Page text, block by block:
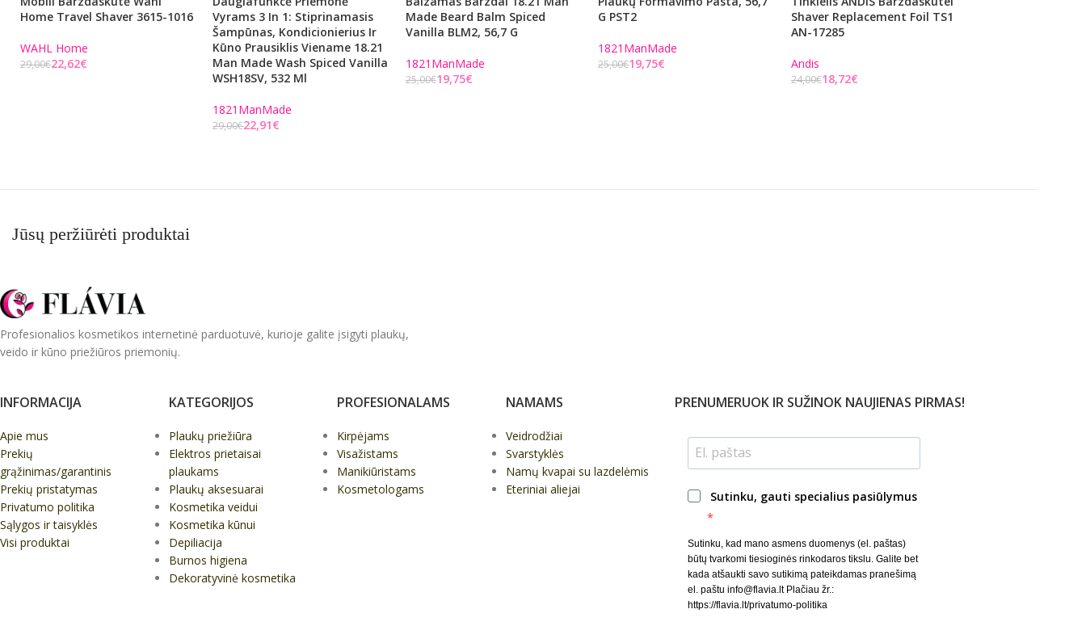
Home Travel Shaver 3615-1016
WAHL Home
29,00€22,62€
Vyrams 3 In 1: Stiprinamasis
Šampūnas, Kondicionierius Ir
Kūno Prausiklis Viename 18.21
Man Made Wash Spiced Vanilla
WSH18SV, 532 Ml
1821ManMade
29,00€22,91€
Made Beard Balm Spiced
Vanilla BLM2, 56,7 G
1821ManMade
25,00€19,75€
G PST2
1821ManMade
25,00€19,75€
Shaver Replacement Foil TS1
AN-17285
Andis
24,00€18,72€
Jūsų peržiūrėti produktai
Profesionalios kosmetikos internetinė parduotuvė, kurioje galite įsigyti plaukų,
veido ir kūno priežiūros priemonių.
INFORMACIJA
Apie mus
Prekių
grąžinimas/garantinis
Prekių pristatymas
Privatumo politika
Sąlygos ir taisyklės
Visi produktai
KATEGORIJOS
Plaukų priežiūra
Elektros prietaisai
plaukams
Plaukų aksesuarai
Kosmetika veidui
Kosmetika kūnui
Depiliacija
Burnos higiena
Dekoratyvinė kosmetika
PROFESIONALAMS
Kirpėjams
Visažistams
Manikiūristams
Kosmetologams
NAMAMS
Veidrodžiai
Svarstyklės
Namų kvapai su lazdelėmis
Eteriniai aliejai
PRENUMERUOK IR SUŽINOK NAUJIENAS PIRMAS!
Sutinku, gauti specialius pasiūlymus
Sutinku, kad mano asmens duomenys (el. paštas)
būtų tvarkomi tiesioginės rinkodaros tikslu. Galite bet
kada atšaukti savo sutikimą pateikdamas pranešimą
el. paštu info@flavia.lt Plačiau žr.:
https://flavia.lt/privatumo-politika